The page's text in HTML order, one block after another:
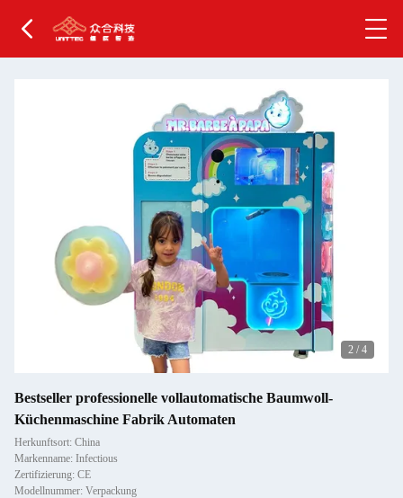
2 / 4
Bestseller professionelle vollautomatische Baumwoll-
Küchenmaschine Fabrik Automaten
Herkunftsort: China
Markenname: Infectious
Zertifizierung: CE
Modellnummer: Verpackung